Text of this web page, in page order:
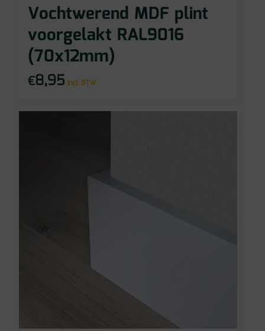
Vochtwerend MDF plint
voorgelakt RAL9016
(70x12mm)
€8,95 incl BTW